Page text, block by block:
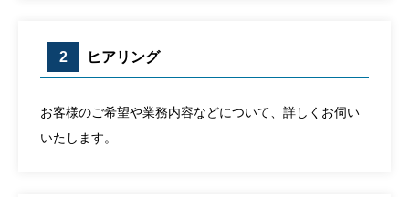
2 ヒアリング
お客様のご希望や業務内容などについて、詳しくお伺い
いたします。